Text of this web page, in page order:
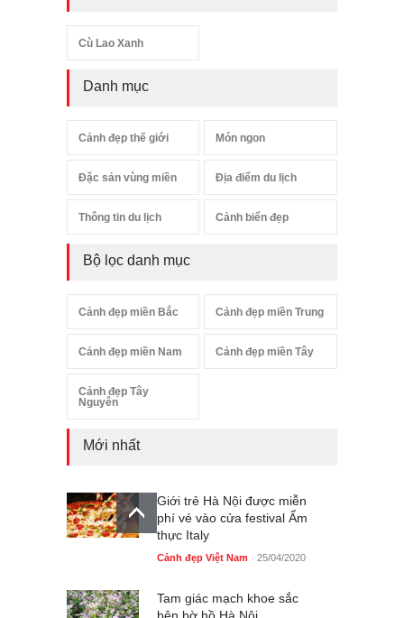
Cù Lao Xanh
Danh mục
Cảnh đẹp thế giới Món ngon
Đặc sản vùng miền Địa điểm du lịch
Thông tin du lịch Cảnh biển đẹp
Bộ lọc danh mục
Cảnh đẹp miền Bắc Cảnh đẹp miền Trung
Cảnh đẹp miền Nam Cảnh đẹp miền Tây
Cảnh đẹp Tây
Nguyên
Mới nhất
Giới trẻ Hà Nội được miễn
phí vé vào cửa festival Ẩm
thực Italy
Cảnh đẹp Việt Nam 25/04/2020
Tam giác mạch khoe sắc